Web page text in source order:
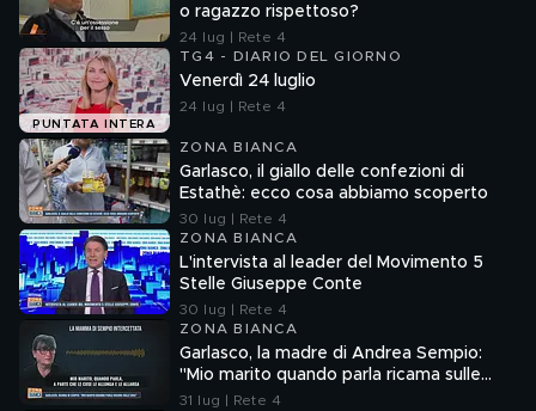
o ragazzo rispettoso?
24 lug | Rete 4
PUNTATA INTERA
TG4 - DIARIO DEL GIORNO
Venerdì 24 luglio
24 lug | Rete 4
ZONA BIANCA
Garlasco, il giallo delle confezioni di
Estathè: ecco cosa abbiamo scoperto
30 lug | Rete 4
ZONA BIANCA
L'intervista al leader del Movimento 5
Stelle Giuseppe Conte
30 lug | Rete 4
ZONA BIANCA
Garlasco, la madre di Andrea Sempio:
"Mio marito quando parla ricama sulle
cose"
31 lug | Rete 4